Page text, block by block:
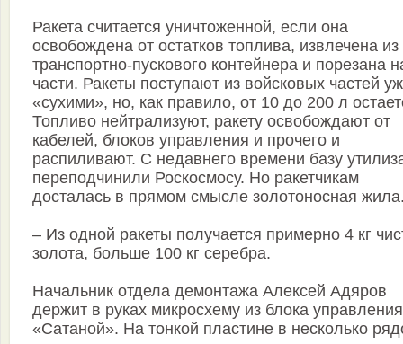
Ракета считается уничтоженной, если она
освобождена от остатков топлива, извлечена из
транспортно-пускового контейнера и порезана
части. Ракеты поступают из войсковых частей
«сухими», но, как правило, от 10 до 200 л
Топливо нейтрализуют, ракету освобождают от
кабелей, блоков управления и прочего и
распиливают. С недавнего времени базу
переподчинили Роскосмосу. Но ракетчикам
досталась в прямом смысле золотоносная
– Из одной ракеты получается примерно 4 кг
золота, больше 100 кг серебра.
Начальник отдела демонтажа Алексей Адяров
держит в руках микросхему из блока управления
«Сатаной». На тонкой пластине в несколько